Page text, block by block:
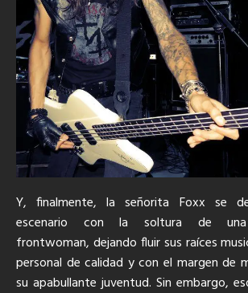
Y, finalmente, la señorita Foxx se
escenario con la soltura de una
frontwoman, dejando fluir sus raíces
personal de calidad y con el margen de
su apabullante juventud. Sin embargo,